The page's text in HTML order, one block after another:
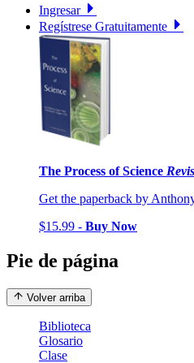
Ingresar
Regístrese Gratuitamente
The Process of Science
Get the paperback by
$15.99 - Buy Now
Pie de página
Volver arriba
Biblioteca
Glosario
Clase